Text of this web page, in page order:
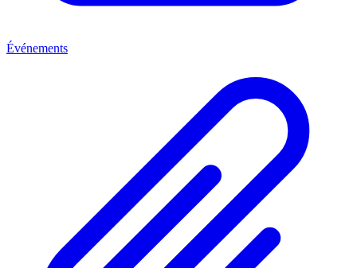
Événements